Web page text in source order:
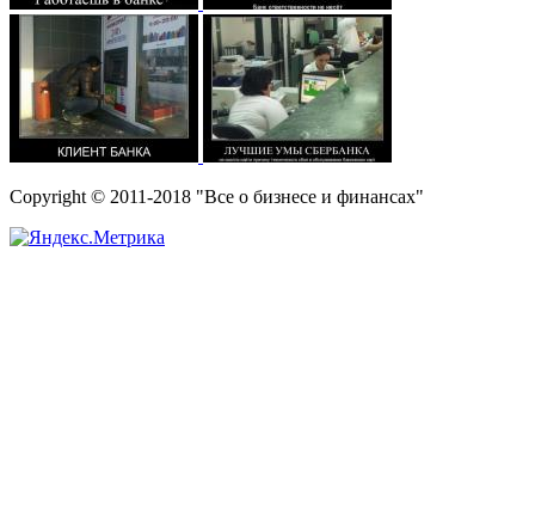
Copyright © 2011-2018 "Все о бизнесе и финансах"